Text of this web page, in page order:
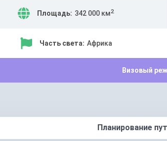
Площадь: 342 000 км2
Часть света: Африка
Визовый
Планирование